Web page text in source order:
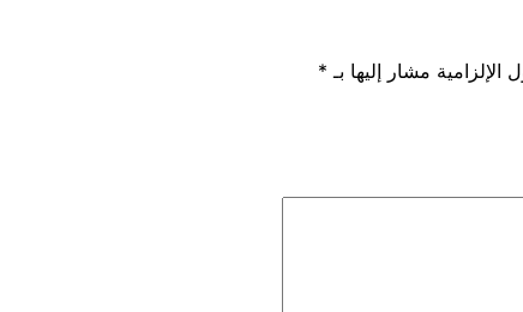
الإلزامية مشار إليها بـ *